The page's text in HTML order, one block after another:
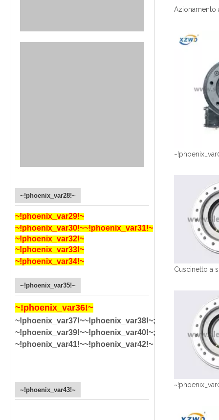
~!phoenix_var28!~
~!phoenix_var29!~
~!phoenix_var30!~~!phoenix_var31!~
~!phoenix_var32!~
~!phoenix_var33!~
~!phoenix_var34!~
~!phoenix_var35!~
~!phoenix_var36!~
~!phoenix_var37!~~!phoenix_var38!~;
~!phoenix_var39!~~!phoenix_var40!~;
~!phoenix_var41!~~!phoenix_var42!~
~!phoenix_var43!~